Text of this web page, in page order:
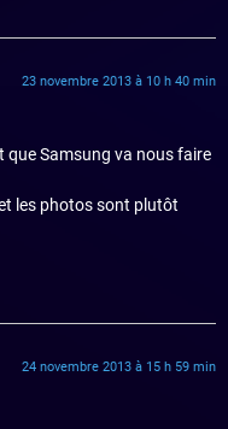
23 novembre 2013 à 10 h 40 min
Samsung va nous faire
les photos sont plutôt
24 novembre 2013 à 15 h 59 min